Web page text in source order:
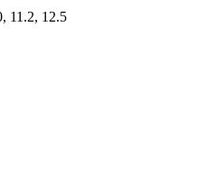
11.2, 12.5